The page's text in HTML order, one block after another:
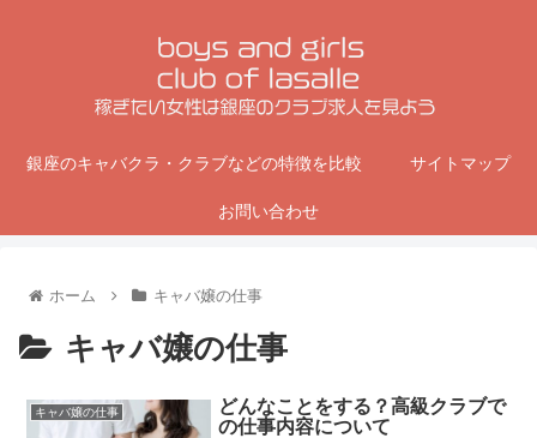
銀座のキャバクラ・クラブなどの特徴を比較 サイトマップ
お問い合わせ
ホーム キャバ嬢の仕事
キャバ嬢の仕事
キャバ嬢の仕事
どんなことをする？高級クラブで
の仕事内容について